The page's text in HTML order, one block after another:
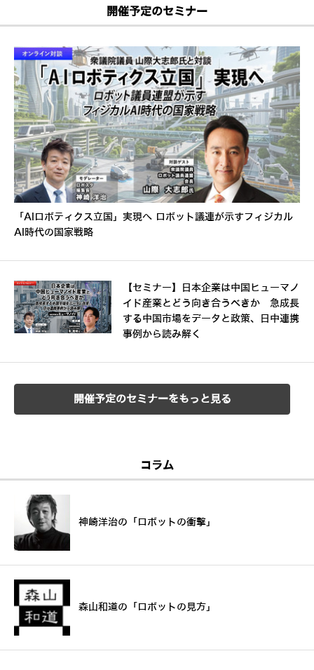
開催予定のセミナー
「AIロボティクス立国」実現へ ロボット議連が示すフィジカル
AI時代の国家戦略
【セミナー】日本企業は中国ヒューマノ
イド産業とどう向き合うべきか 急成長
する中国市場をデータと政策、日中連携
事例から読み解く
開催予定のセミナーをもっと見る
コラム
神崎洋治の「ロボットの衝撃」
森山和道の「ロボットの見方」